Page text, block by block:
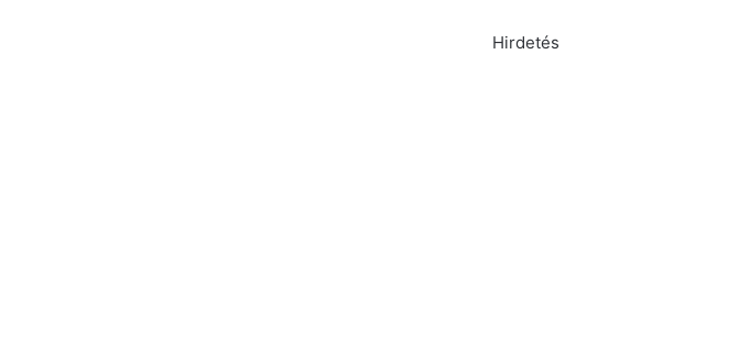
Hirdetés